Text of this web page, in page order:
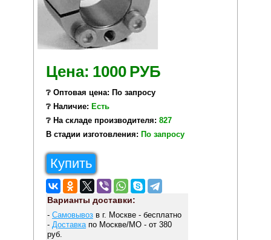
Цена: 1000 РУБ
❔ Оптовая цена: По запросу
❔ Наличие: Есть
❔ На складе производителя: 827
В стадии изготовления: По запросу
Купить
Варианты доставки:
- Самовывозв г. Москве - бесплатно
- Доставкапо Москве/МО - от 380
руб.